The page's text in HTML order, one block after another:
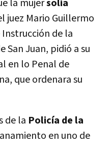
la mujersolí­a
juez Mario Guillermo
de la
San Juan, pidió a su
en lo Penal de
que ordenara su
de la Policí­a de la
en uno de